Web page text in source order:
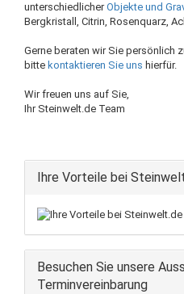
unterschiedlicherObjekte und
Bergkristall, Citrin, Rosenquarz,
Gerne beraten wir Sie persönlich
bitte kontaktieren Sie uns hierfür.
Wir freuen uns auf Sie,
Ihr Steinwelt.de Team
Ihre Vorteile bei
Besuchen Sie unsere
Terminvereinbarung